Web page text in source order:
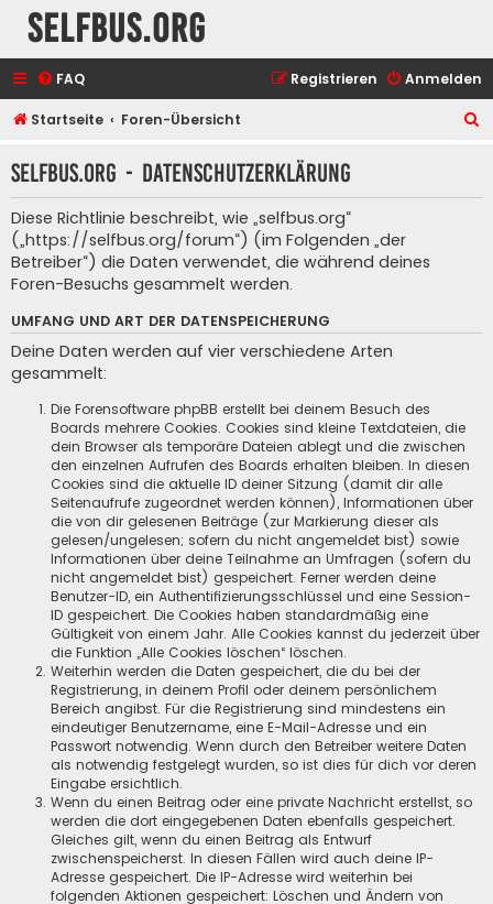
selfbus.org
FAQ Anmelden
Registrieren
Startseite Foren-Übersicht
h
selfbus.org - Datenschutzerklärung
Diese Richtlinie beschreibt, wie „selfbus.org“
(„https://selfbus.org/forum“) (im Folgenden „der
Betreiber“) die Daten verwendet, die während deines
Foren-Besuchs gesammelt werden.
UMFANG UND ART DER DATENSPEICHERUNG
Deine Daten werden auf vier verschiedene Arten
gesammelt:
Die Forensoftware phpBB erstellt bei deinem Besuch des
Boards mehrere Cookies. Cookies sind kleine Textdateien, die
dein Browser als temporäre Dateien ablegt und die zwischen
den einzelnen Aufrufen des Boards erhalten bleiben. In diesen
Cookies sind die aktuelle ID deiner Sitzung (damit dir alle
Seitenaufrufe zugeordnet werden können), Informationen über
die von dir gelesenen Beiträge (zur Markierung dieser als
gelesen/ungelesen; sofern du nicht angemeldet bist) sowie
Informationen über deine Teilnahme an Umfragen (sofern du
nicht angemeldet bist) gespeichert. Ferner werden deine
Benutzer-ID, ein Authentifizierungsschlüssel und eine Session-
ID gespeichert. Die Cookies haben standardmäßig eine
Gültigkeit von einem Jahr. Alle Cookies kannst du jederzeit über
die Funktion „Alle Cookies löschen“ löschen.
Weiterhin werden die Daten gespeichert, die du bei der
Registrierung, in deinem Profil oder deinem persönlichem
Bereich angibst. Für die Registrierung sind mindestens ein
eindeutiger Benutzername, eine E-Mail-Adresse und ein
Passwort notwendig. Wenn durch den Betreiber weitere Daten
als notwendig festgelegt wurden, so ist dies für dich vor deren
Eingabe ersichtlich.
Wenn du einen Beitrag oder eine private Nachricht erstellst, so
werden die dort eingegebenen Daten ebenfalls gespeichert.
Gleiches gilt, wenn du einen Beitrag als Entwurf
zwischenspeicherst. In diesen Fällen wird auch deine IP-
Adresse gespeichert. Die IP-Adresse wird weiterhin bei
folgenden Aktionen gespeichert: Löschen und Ändern von